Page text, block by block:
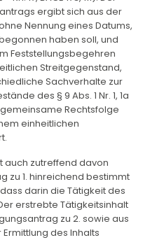
ergibt sich aus der
Nennung eines Datums,
haben soll, und
Feststellungsbegehren
Streitgegenstand,
Sachverhalte zur
des § 9 Abs. 1 Nr. 1, 1a
Rechtsfolge
einheitlichen
auch zutreffend davon
zu 1. hinreichend bestimmt
darin die Tätigkeit des
erstrebte Tätigkeitsinhalt
zu 2. sowie aus
des Inhalts